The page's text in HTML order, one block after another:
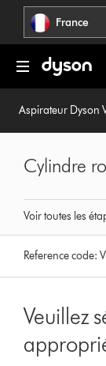
Sauter
pages
France
Aspirateur Dyson
Voir toutes les
Cylindre
Reference code:
Veuillez